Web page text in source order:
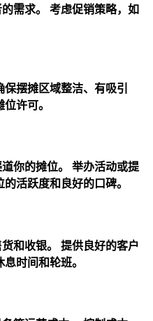
需求。
考虑促销策略，如
保摆摊区域整洁、有吸引
许可。
你的摊位。
举办活动或提
的活跃度和良好的口碑。
和收银。
提供良好的客户
时间和轮班。